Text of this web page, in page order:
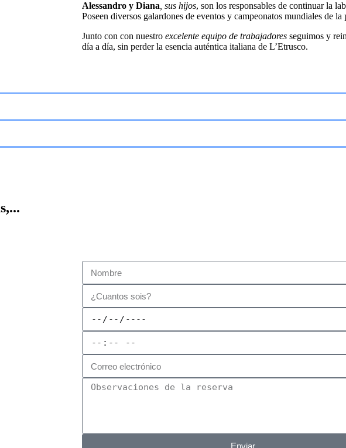
Alessandro y Diana, sus hijos, son los responsables de continuar la
Poseen diversos galardones de eventos y campeonatos mundiales de la
Junto con con nuestro excelente equipo de trabajadores seguimos y
día a día, sin perder la esencia auténtica italiana de L’Etrusco.
Enviar